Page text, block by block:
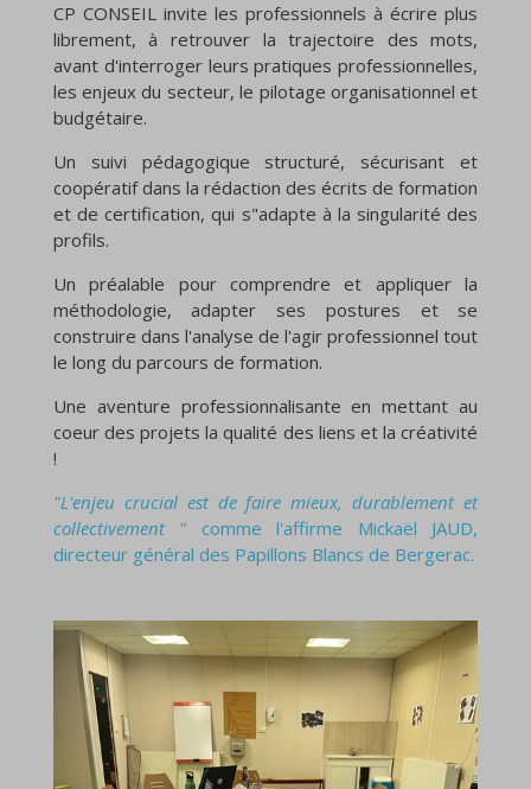
CP CONSEIL invite les professionnels à écrire plus
librement, à retrouver la trajectoire des mots,
avant d'interroger leurs pratiques professionnelles,
les enjeux du secteur, le pilotage organisationnel et
budgétaire.
Un suivi pédagogique structuré, sécurisant et
coopératif dans la rédaction des écrits de formation
et de certification, qui s"adapte à la singularité des
profils.
Un préalable pour comprendre et appliquer la
méthodologie, adapter ses postures et se
construire dans l'analyse de l'agir professionnel tout
le long du parcours de formation.
Une aventure professionnalisante en mettant au
coeur des projets la qualité des liens et la créativité
!
"L'enjeu crucial est de faire mieux, durablement et
collectivement " comme l'affirme Mickaël JAUD,
directeur général des Papillons Blancs de Bergerac.